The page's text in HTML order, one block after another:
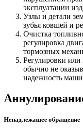
эксплуатации
Узлы и детали
зубья ковшей и
Очистка
регулировка
тормозных
Регулировки или
обычно не
надежность
Ненадлежащее обращение